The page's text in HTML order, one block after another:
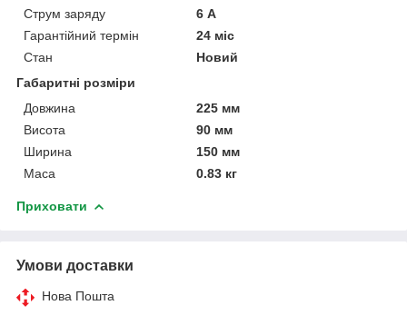
Струм заряду
6 А
Гарантійний термін
24 міс
Стан
Новий
Габаритні розміри
Довжина
225 мм
Висота
90 мм
Ширина
150 мм
Маса
0.83 кг
Приховати
Умови доставки
Нова Пошта